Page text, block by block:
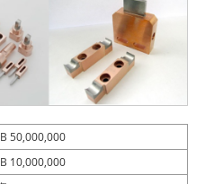
50,000,000
10,000,000